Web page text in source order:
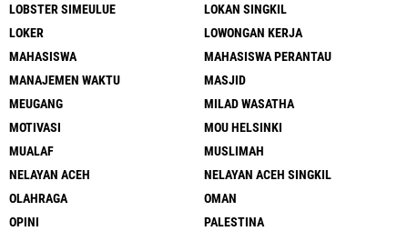
LOBSTER SIMEULUE
LOKAN SINGKIL
LOKER
LOWONGAN KERJA
MAHASISWA
MAHASISWA PERANTAU
MANAJEMEN WAKTU
MASJID
MEUGANG
MILAD WASATHA
MOTIVASI
MOU HELSINKI
MUALAF
MUSLIMAH
NELAYAN ACEH
NELAYAN ACEH SINGKIL
OLAHRAGA
OMAN
OPINI
PALESTINA